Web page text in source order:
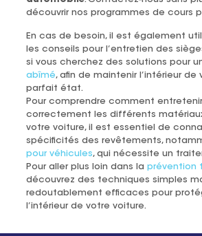
découvrir nos programmes de cours
En cas de besoin, il est également
les conseils pour l’entretien des
si vous cherchez des solutions pour
abîmé, afin de maintenir l’intérieur de
parfait état.
Pour comprendre comment
correctement les différents
votre voiture, il est essentiel de
spécificités des revêtements,
pour véhicules, qui nécessite un
Pour aller plus loin dans la prévention
découvrez des techniques simples
redoutablement efficaces pour
l’intérieur de votre voiture.